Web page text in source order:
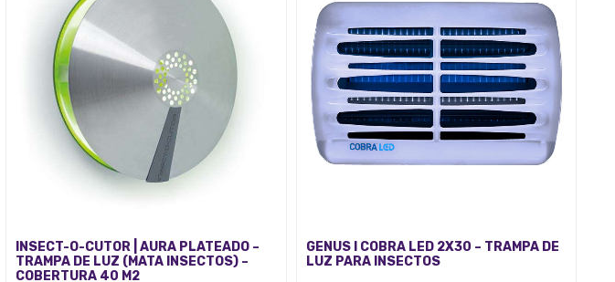
INSECT-O-CUTOR | AURA PLATEADO –
TRAMPA DE LUZ (MATA INSECTOS) –
COBERTURA 40 M2
GENUS I COBRA LED 2X30 – TRAMPA DE
LUZ PARA INSECTOS